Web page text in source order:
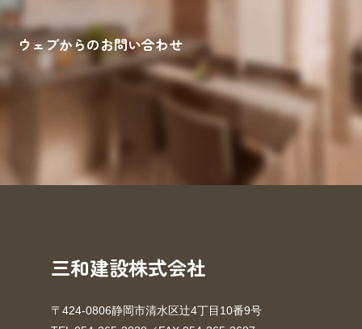
ウェブからのお問い合わせ
お問い合わせ 資料請求
三和建設株式会社
〒424-0806静岡市清水区辻4丁目10番9号